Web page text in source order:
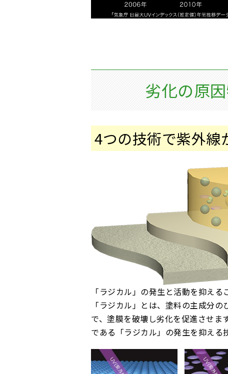
劣化の原
4つの技術で紫外線
「ラジカル」の発生と活動を抑える
「ラジカル」とは、塗料の主成分
で、塗膜を破壊し劣化を促進させま
である「ラジカル」の発生を抑える